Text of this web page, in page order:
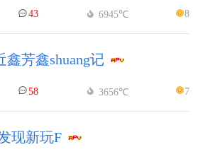
43 6945℃ 8
鑫芳鑫shuang记
58 3656℃ 7
现新玩F